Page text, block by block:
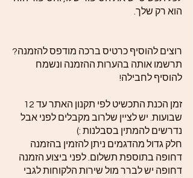
הוא רק שלך.
רוצים להוסיף כרטיס ברכה מודפס להזמנה?
תרשמו אותה בהערות ההזמנה ונשמח
להוסיף לחבילה!
זמן הכנת התכשיט לפי תקנון האתר עד 12
שבועות. יש לציין שלרוב מקבלים לפני אבל
נדרשים להמתין בסבלנות :)
חלק גדול מהדגמים ניתן להזמין בהזמנה
דחופה בתוספת תשלום. לפני ביצוע הזמנה
דחופה יש לברר מול שירות הלקוחות לגבי